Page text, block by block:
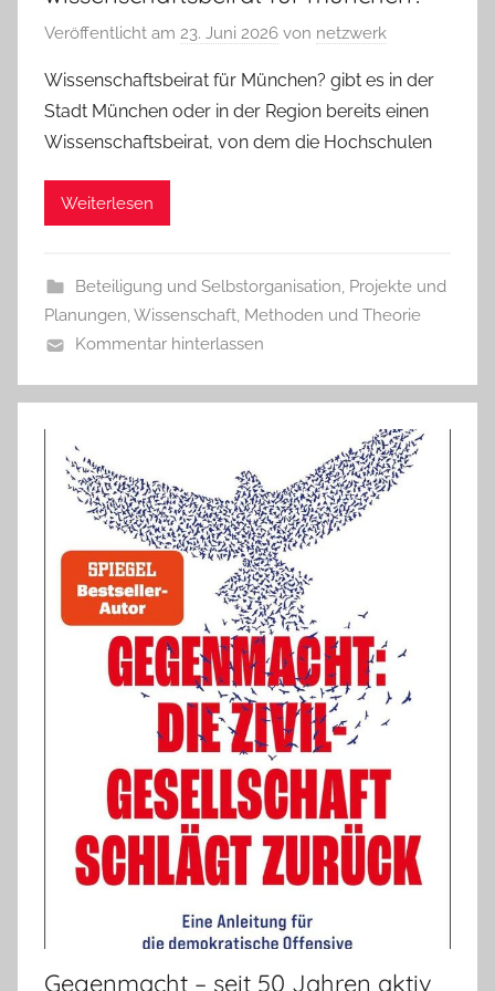
Veröffentlicht am 23. Juni 2026 von netzwerk
Wissenschaftsbeirat für München? gibt es in der
Stadt München oder in der Region bereits einen
Wissenschaftsbeirat, von dem die Hochschulen
Weiterlesen
Beteiligung und Selbstorganisation, Projekte und
Planungen,Wissenschaft, Methoden und Theorie
Kommentar hinterlassen
Gegenmacht – seit 50 Jahren aktiv